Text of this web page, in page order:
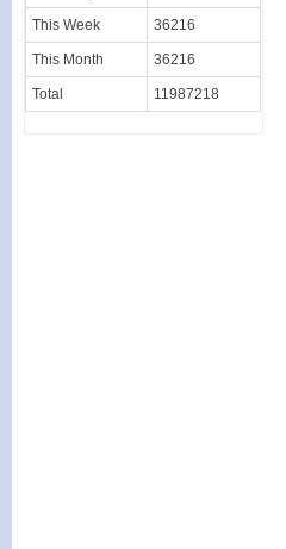
This Week 36216
This Month 36216
Total 11987218